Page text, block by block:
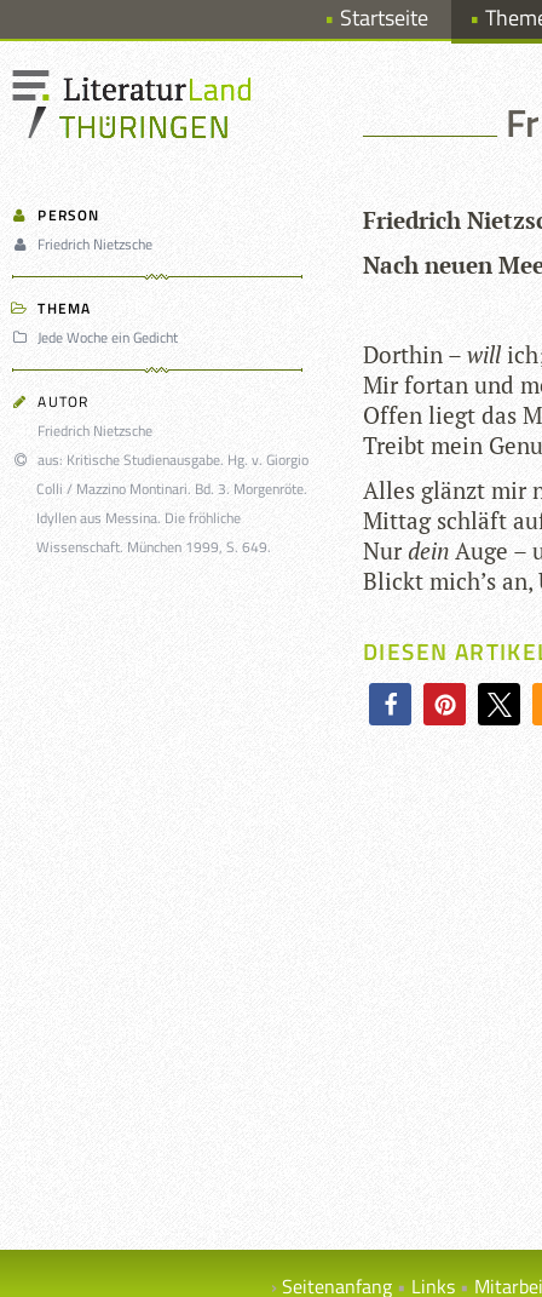
Startseite
PERSON
Friedrich Nietzsche
THEMA
Jede Woche ein Gedicht
AUTOR
Friedrich Nietzsche
aus: Kritische Studienausgabe. Hg. v. Giorgio
Colli / Mazzino Montinari. Bd. 3. Morgenröte.
Idyllen aus Messina. Die fröhliche
Wissenschaft. München 1999, S. 649.
Fried­rich
Nach neuen
Dort­hin – will
Mir fortan und
Offen liegt das
Treibt mein
Alles glänzt mir
Mit­tag schläft
Nurdein Auge –
Blickt mich’s
DIESEN
Seitenanfang Links